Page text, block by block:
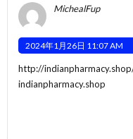
MichealFup
2024年1月26日 11:07 AM
http://
indianpharmacy.shop